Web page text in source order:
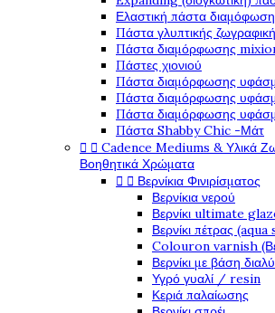
Ελαστική πάστα
Πάστα γλυπτικής
Πάστα διαμόρφωσης
Πάστες χιονιού
Πάστα διαμόρφωσης
Πάστα διαμόρφωσης
Πάστα διαμόρφωσης
Πάστα Shabby Chic -Μάτ
  Cadence Mediums & Υλικά
Βοηθητικά Χρώματα
  Βερνίκια Φινιρίσματος
Βερνίκια νερού
Βερνίκι ultimate
Βερνίκι πέτρας
Colouron varnish
Βερνίκι με βάση
Υγρό γυαλί / resin
Κεριά παλαίωσης